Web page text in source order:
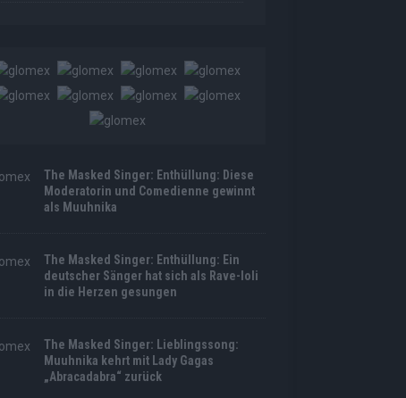
The Masked Singer: Enthüllung: Diese
Moderatorin und Comedienne gewinnt
als Muuhnika
The Masked Singer: Enthüllung: Ein
deutscher Sänger hat sich als Rave-Ioli
in die Herzen gesungen
The Masked Singer: Lieblingssong:
Muuhnika kehrt mit Lady Gagas
„Abracadabra“ zurück